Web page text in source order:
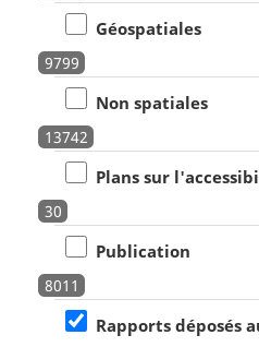
Géospatiales
9799
Non spatiales
13742
Plans sur
30
Publication
8011
Rapports déposés